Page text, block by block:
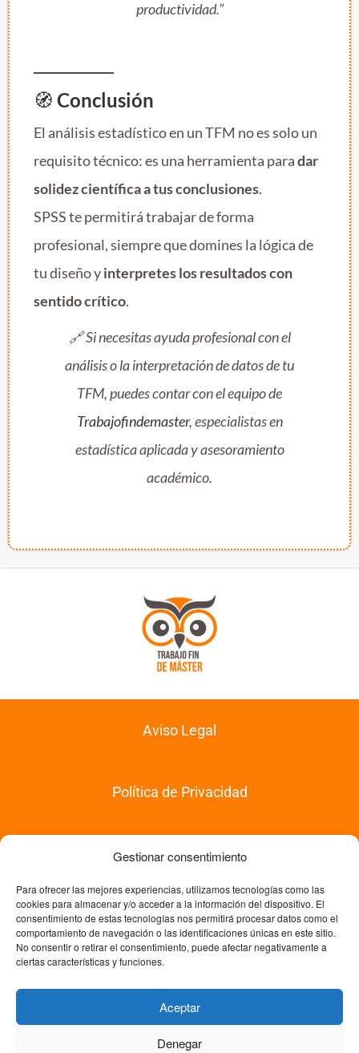
Gestionar consentimiento
Para ofrecer las mejores experiencias, utilizamos tecnologías como las
cookies para almacenar y/o acceder a la información del dispositivo. El
consentimiento de estas tecnologías nos permitirá procesar datos como el
comportamiento de navegación o las identificaciones únicas en este sitio.
No consentir o retirar el consentimiento, puede afectar negativamente a
ciertas características y funciones.
Aceptar
Denegar
productividad.”
🧭Conclusión
El análisis estadístico en un TFM no es solo un
requisito técnico: es una herramienta paradar
solidez científica a tus conclusiones.
SPSS te permitirá trabajar de forma
profesional, siempre que domines la lógica de
tu diseño yinterpretes los resultados con
sentido crítico.
🔗Si necesitas ayuda profesional con el
análisis o la interpretación de datos de tu
TFM, puedes contar con el equipo de
Trabajofindemaster, especialistas en
estadística aplicada y asesoramiento
académico.
Aviso Legal
Política de Privacidad
Política de Compras
Política de Devoluciones
© Copyright 2026 Trabajo Fin de Máster. Academia Experta en